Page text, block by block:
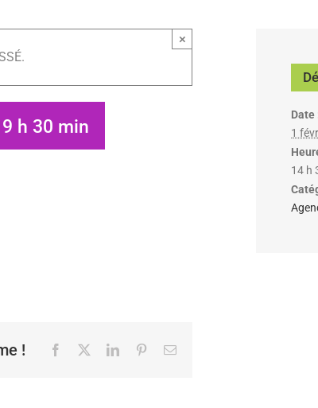
×
h 30 min
! Facebook LinkedInPinterestEmail
Date
1
14 h